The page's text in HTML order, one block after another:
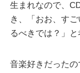
生まれなので、
き、「おお、す
るべきでは？」と
音楽好きだった